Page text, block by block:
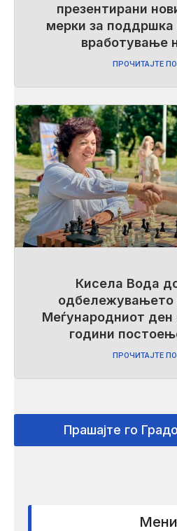
презентирани
мерки за поддршка
вработување
ПРОЧИТАЈТЕ
Кисела Вода
одбележувањето
Меѓународниот ден
години
ПРОЧИТАЈТЕ
Прашајте го
Мени